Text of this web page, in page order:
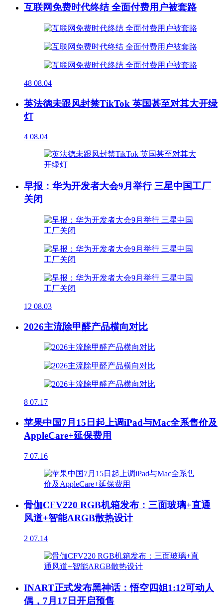
互联网免费时代终结 全面付费用户被套路
48 08.04
英法德未跟风封禁TikTok 英国甚至对其大开绿
灯
4 08.04
早报：华为开发者大会9月举行 三星中国工厂
关闭
12 08.03
2026主流除甲醛产品横向对比
8 07.17
苹果中国7月15日起上调iPad与Mac全系售价及
AppleCare+延保费用
7 07.16
骨伽CFV220 RGB机箱发布：三面玻璃+直通
风道+智能ARGB散热设计
2 07.14
INART正式发布黑神话：悟空四姐1:12可动人
偶，7月17日开启预售